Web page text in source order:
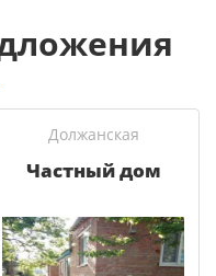
Должанская
Частный дом